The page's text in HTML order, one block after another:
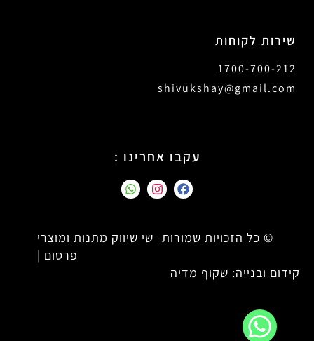
שירות לקוחות
1700-700-212
shivukshay@gmail.com
עקבו אחרינו :
© כל הזכויות שמורות- שי שיווק מתנות ומוצרי
פרסום |
קידום ובנייה: שקוף מדיה